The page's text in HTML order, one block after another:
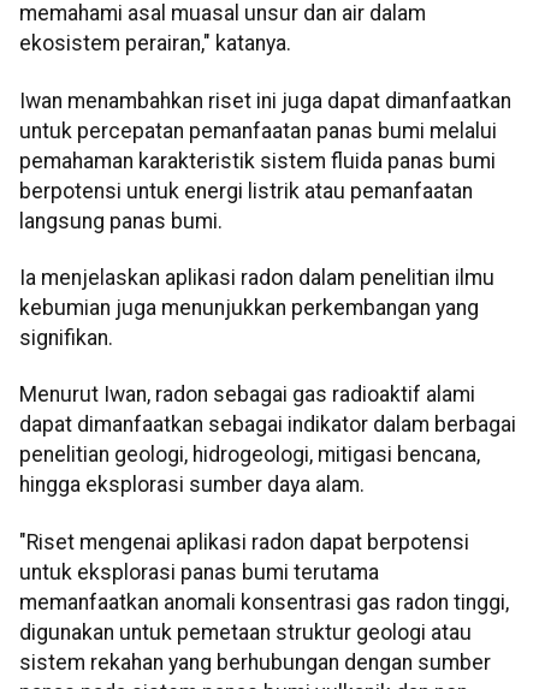
memahami asal muasal unsur dan air dalam
ekosistem perairan," katanya.
Iwan menambahkan riset ini juga dapat dimanfaatkan
untuk percepatan pemanfaatan panas bumi melalui
pemahaman karakteristik sistem fluida panas bumi
berpotensi untuk energi listrik atau pemanfaatan
langsung panas bumi.
Ia menjelaskan aplikasi radon dalam penelitian ilmu
kebumian juga menunjukkan perkembangan yang
signifikan.
Menurut Iwan, radon sebagai gas radioaktif alami
dapat dimanfaatkan sebagai indikator dalam berbagai
penelitian geologi, hidrogeologi, mitigasi bencana,
hingga eksplorasi sumber daya alam.
"Riset mengenai aplikasi radon dapat berpotensi
untuk eksplorasi panas bumi terutama
memanfaatkan anomali konsentrasi gas radon tinggi,
digunakan untuk pemetaan struktur geologi atau
sistem rekahan yang berhubungan dengan sumber